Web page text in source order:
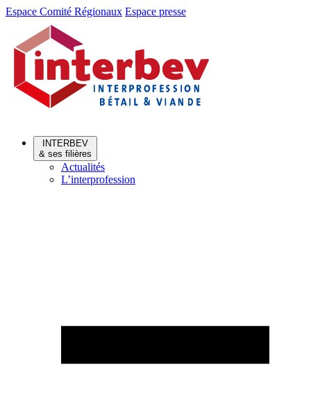
Aller
Aller
contenu
Espace Comité Régionaux Espace presse
INTERBEV
& ses filières
Actualités
L’interprofession